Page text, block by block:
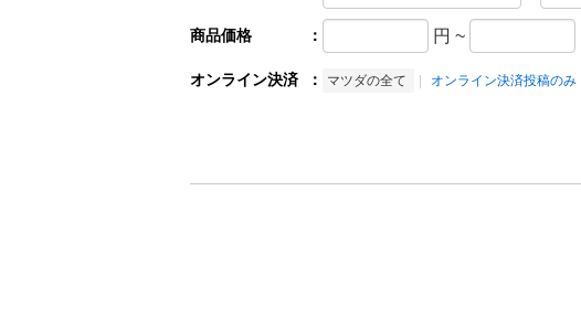
商品価格 ： 円 ~
オンライン決済 ： マツダの全て オンライン決済投稿のみ